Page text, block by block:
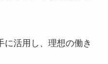
に活用し、理想の働き